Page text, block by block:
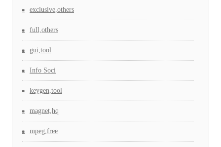
exclusive,others
full,others
gui,tool
Info Soci
keygen,tool
magnet,hq
mpeg,free